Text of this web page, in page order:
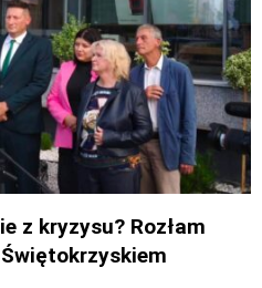
z kryzysu? Rozłam